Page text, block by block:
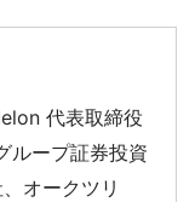
代表取締役
ループ証券投資
オークツリ